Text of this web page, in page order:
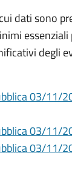
dati sono
degli
03/11/
03/11/
03/11/